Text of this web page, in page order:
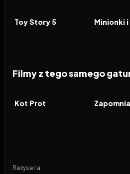
FILM
Toy Story 5 FILM
Minionki
Filmy z tego samego
FILM
Kot Prot FILM
Reżyseria